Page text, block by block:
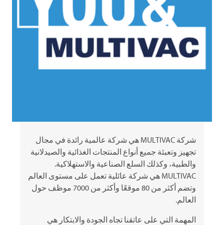
شركة MULTIVAC هي شركة عالمية رائدة في مجال
تجهيز وتعبئة جميع أنواع المنتجات الغذائية والصيدلانية
والطبية، وكذلك السلع الصناعية والاستهلاكية.
MULTIVAC هي شركة عائلية تعمل على مستوى العالم
وتضم أكثر من 80 موقعًا وأكثر من 7000 موظف حول
العالم.
المهمة التي على عاتقنا تجاه الجودة والابتكار هي